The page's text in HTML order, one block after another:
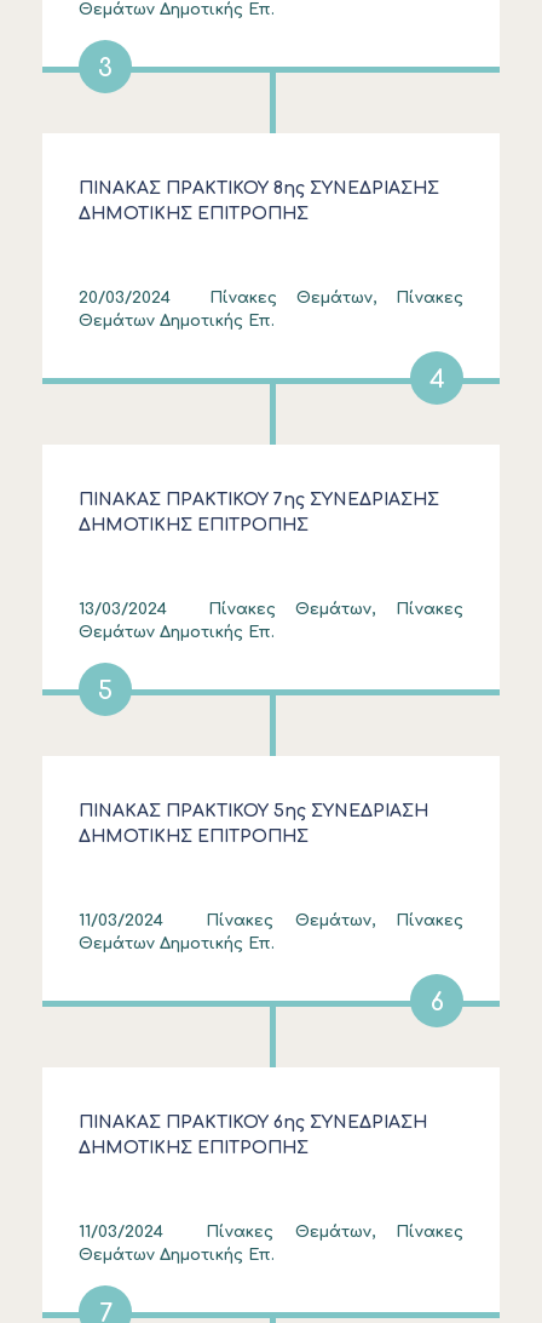
Θεμάτων Δημοτικής Επ.
3
ΠΙΝΑΚΑΣ ΠΡΑΚΤΙΚΟΥ 8ης ΣΥΝΕΔΡΙΑΣΗΣ
ΔΗΜΟΤΙΚΗΣ ΕΠΙΤΡΟΠΗΣ
20/03/2024
Πίνακες Θεμάτων, Πίνακες
Θεμάτων Δημοτικής Επ.
4
ΠΙΝΑΚΑΣ ΠΡΑΚΤΙΚΟΥ 7ης ΣΥΝΕΔΡΙΑΣΗΣ
ΔΗΜΟΤΙΚΗΣ ΕΠΙΤΡΟΠΗΣ
13/03/2024
Πίνακες Θεμάτων, Πίνακες
Θεμάτων Δημοτικής Επ.
5
ΠΙΝΑΚΑΣ ΠΡΑΚΤΙΚΟΥ 5ης ΣΥΝΕΔΡΙΑΣΗ
ΔΗΜΟΤΙΚΗΣ ΕΠΙΤΡΟΠΗΣ
11/03/2024
Πίνακες Θεμάτων, Πίνακες
Θεμάτων Δημοτικής Επ.
6
ΠΙΝΑΚΑΣ ΠΡΑΚΤΙΚΟΥ 6ης ΣΥΝΕΔΡΙΑΣΗ
ΔΗΜΟΤΙΚΗΣ ΕΠΙΤΡΟΠΗΣ
11/03/2024
Πίνακες Θεμάτων, Πίνακες
Θεμάτων Δημοτικής Επ.
7